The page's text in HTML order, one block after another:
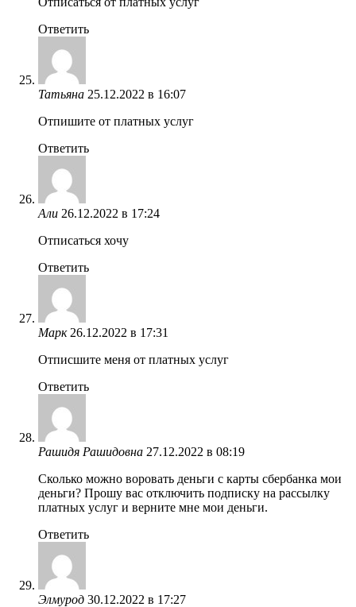
Ответить
Татьяна 25.12.2022 в 16:07
Отпишите от платных услуг
Ответить
Али 26.12.2022 в 17:24
Отписаться хочу
Ответить
Марк 26.12.2022 в 17:31
Отписшите меня от платных услуг
Ответить
Рашидя Рашидовна 27.12.2022 в 08:19
Сколько можно воровать деньги с карты сбербанка мои
деньги? Прошу вас отключить подписку на рассылку
платных услуг и верните мне мои деньги.
Ответить
Элмурод 30.12.2022 в 17:27